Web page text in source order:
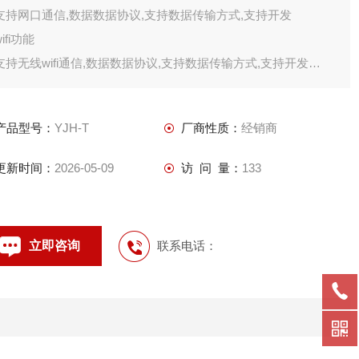
持网口通信,数据数据协议,支持数据传输方式,支持开发
功能
持无线wifi通信,数据数据协议,支持数据传输方式,支持开发
品型号： YJH-T 厂商性质： 经销商
新时间： 2026-05-09 访 问 量： 133
立即咨询 联系电话：